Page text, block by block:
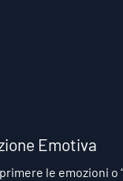
Emotiva
le emozioni o